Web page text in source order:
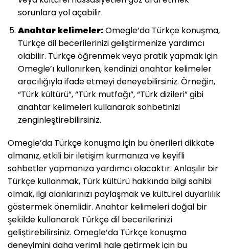
sorunlara yol açabilir.
Anahtar kelimeler:Omegle’da Türkçe konuşma,
Türkçe dil becerilerinizi geliştirmenize yardımcı
olabilir. Türkçe öğrenmek veya pratik yapmak için
Omegle’ı kullanırken, kendinizi anahtar kelimeler
aracılığıyla ifade etmeyi deneyebilirsiniz. Örneğin,
“Türk kültürü”, “Türk mutfağı”, “Türk dizileri” gibi
anahtar kelimeleri kullanarak sohbetinizi
zenginleştirebilirsiniz.
Omegle’da Türkçe konuşma için bu önerileri dikkate
almanız, etkili bir iletişim kurmanıza ve keyifli
sohbetler yapmanıza yardımcı olacaktır. Anlaşılır bir
Türkçe kullanmak, Türk kültürü hakkında bilgi sahibi
olmak, ilgi alanlarınızı paylaşmak ve kültürel duyarlılık
göstermek önemlidir. Anahtar kelimeleri doğal bir
şekilde kullanarak Türkçe dil becerilerinizi
geliştirebilirsiniz. Omegle’da Türkçe konuşma
deneyimini daha verimli hale getirmek için bu